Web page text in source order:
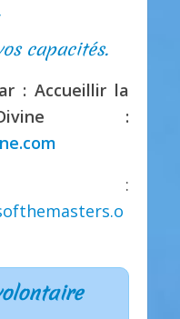
capacités.
: Accueillir la
Divine :
: